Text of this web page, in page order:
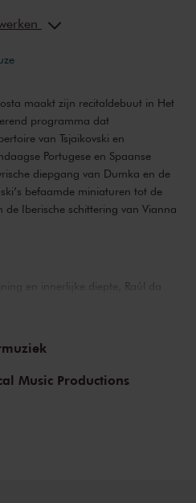
maakt zijn recitaldebuut in Het
programma dat
van Tsjaikovski en
Portugese en Spaanse
diepgang van Dumka en de
befaamde miniaturen tot de
Iberische schittering van Vianna
en innerlijke diepte, Raúl da
Pires, Kirill Gerstein en Daniel
en de Liszt Academie in
heeft geleid tot
componisten zoals Anouar
Music Productions